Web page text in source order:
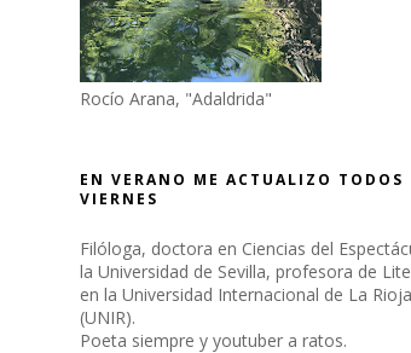
Rocío Arana, "Adaldrida"
EN VERANO ME ACTUALIZO TODOS
VIERNES
Filóloga, doctora en Ciencias del
la Universidad de Sevilla, profesora de
en la Universidad Internacional de La Rioja
(UNIR).
Poeta siempre y youtuber a ratos.